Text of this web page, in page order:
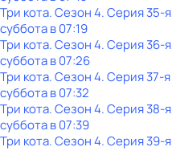
Три кота. Сезон 4. Серия 35-я
субботав07:19
Три кота. Сезон 4. Серия 36-я
субботав07:26
Три кота. Сезон 4. Серия 37-я
субботав07:32
Три кота. Сезон 4. Серия 38-я
субботав07:39
Три кота. Сезон 4. Серия 39-я